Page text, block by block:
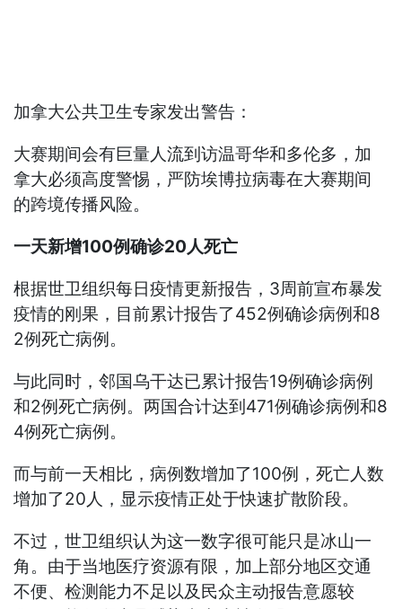
加拿大公共卫生专家发出警告：
大赛期间会有巨量人流到访温哥华和多伦多，加
拿大必须高度警惕，严防埃博拉病毒在大赛期间
的跨境传播风险。
一天新增100例确诊20人死亡
根据世卫组织每日疫情更新报告，3周前宣布暴发
疫情的刚果，目前累计报告了452例确诊病例和8
2例死亡病例。
与此同时，邻国乌干达已累计报告19例确诊病例
和2例死亡病例。两国合计达到471例确诊病例和8
4例死亡病例。
而与前一天相比，病例数增加了100例，死亡人数
增加了20人，显示疫情正处于快速扩散阶段。
不过，世卫组织认为这一数字很可能只是冰山一
角。由于当地医疗资源有限，加上部分地区交通
不便、检测能力不足以及民众主动报告意愿较